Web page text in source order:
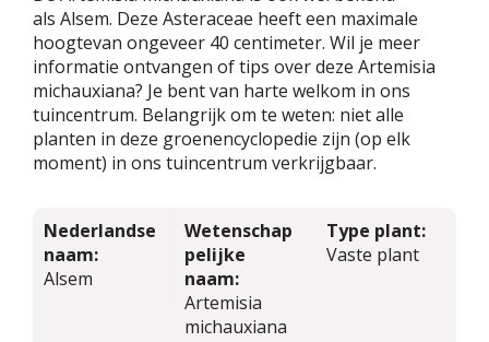
als Alsem. Deze Asteraceae heeft een maximale
hoogtevan ongeveer 40 centimeter. Wil je meer
informatie ontvangen of tips over deze Artemisia
michauxiana? Je bent van harte welkom in ons
tuincentrum. Belangrijk om te weten: niet alle
planten in deze groenencyclopedie zijn (op elk
moment) in ons tuincentrum verkrijgbaar.
Nederlandse
naam:
Alsem
Wetenschap
pelijke
naam:
Artemisia
michauxiana
Type plant:
Vaste plant